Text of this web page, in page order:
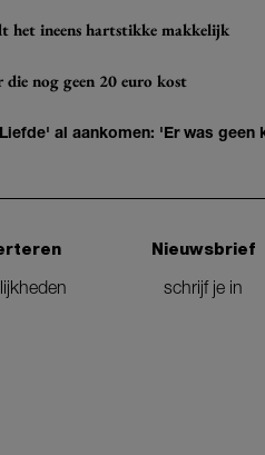
het ineens hartstikke makkelijk
nog geen 20 euro kost
al aankomen: 'Er was geen
Nieuwsbrief
schrijf je in